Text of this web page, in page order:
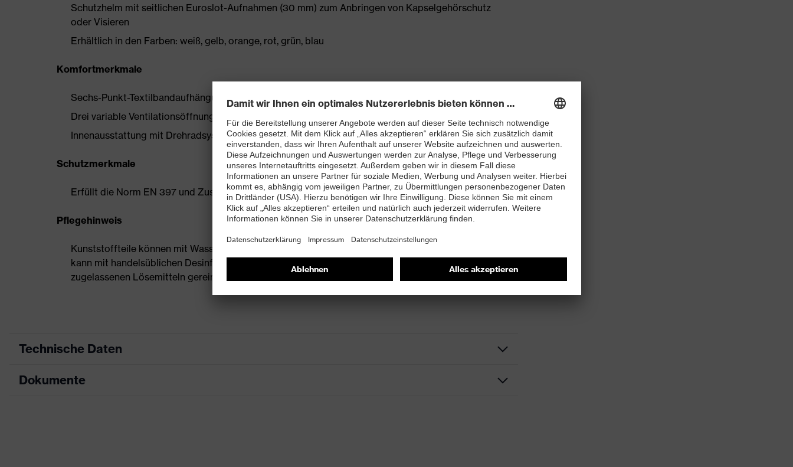
Schutzhelm mit seitlichen Euroslot-Aufnahmen (30 mm) zum Anbringen von Kapselgehörschutz
oder Visieren
Erhältlich in den Farben: weiß, gelb, orange, rot, grün, blau
Komfortmerkmale
Sechs-Punkt-Textilbandaufhängung gewährleistet optimale Passform und Komfort
Drei variable Ventilationsöffnungen für maximale Belüftung
Innenausstattung mit Drehradsystem für eine stufenlose Weitenregulierung
Schutzmerkmale
Erfüllt die Norm EN 397 und Zusatzanforderung für sehr niedrige Temperaturen (-30 °C)
Pflegehinweis
Kunststoffteile können mit Wasser und handelsüblichen Waschmitteln gereinigt werden. Der Helm
kann mit handelsüblichen Desinfektionsmitteln desinfiziert werden. Der Helm darf nicht mit nicht-
zugelassenen Lösemitteln gereinigt werden.
Technische Daten
Produktart
Dokumente